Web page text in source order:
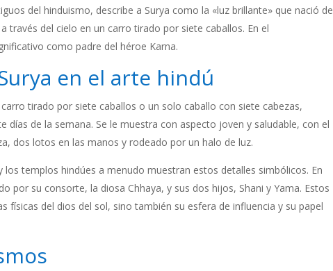
del hinduismo, describe a Surya como la «luz brillante» que nació de
través del cielo en un carro tirado por siete caballos. En el
como padre del héroe Karna.
en el arte hindú
tirado por siete caballos o un solo caballo con siete cabezas,
días de la semana. Se le muestra con aspecto joven y saludable, con el
dos lotos en las manos y rodeado por un halo de luz.
templos hindúes a menudo muestran estos detalles simbólicos. En
por su consorte, la diosa Chhaya, y sus dos hijos, Shani y Yama. Estos
físicas del dios del sol, sino también su esfera de influencia y su papel